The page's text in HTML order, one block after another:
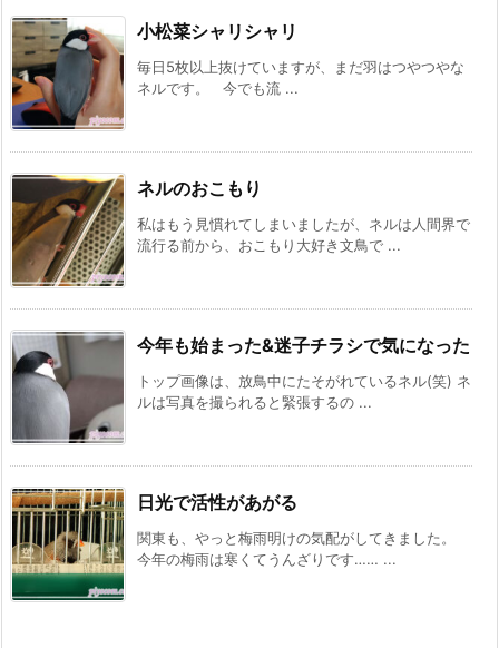
小松菜シャリシャリ
毎日5枚以上抜けていますが、まだ羽はつやつやな
ネルです。 今でも流 ...
ネルのおこもり
私はもう見慣れてしまいましたが、ネルは人間界で
流行る前から、おこもり大好き文鳥で ...
今年も始まった&迷子チラシで気になった
トップ画像は、放鳥中にたそがれているネル(笑) ネ
ルは写真を撮られると緊張するの ...
日光で活性があがる
関東も、やっと梅雨明けの気配がしてきました。
今年の梅雨は寒くてうんざりです…… ...